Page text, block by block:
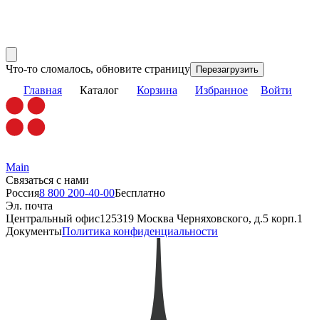
Что-то сломалось, обновите страницу Перезагрузить
Главная Каталог Корзина Избранное Войти
Main
Связаться с нами
Россия8 800 200-40-00Бесплатно
Эл. почта
Центральный офис125319 Москва Черняховского, д.5 корп.1
ДокументыПолитика конфиденциальности